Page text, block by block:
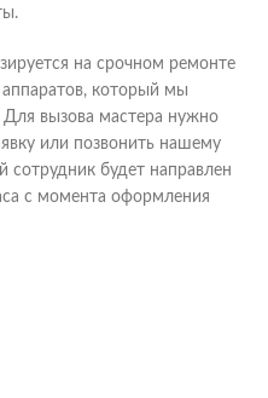
на срочном ремонте
аппаратов, который мы
вызова мастера нужно
или позвонить нашему
будет направлен
с момента оформления